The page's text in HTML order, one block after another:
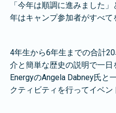
「今年は順調に進みました
年はキャンプ参加者がすべて
4年生から6年生までの合計
介と簡単な歴史の説明で一
EnergyのAngela Dabney氏と
クティビティを行ってイベン